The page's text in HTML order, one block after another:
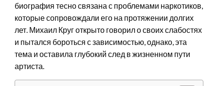
биография тесно связана с проблемами наркотиков,
которые сопровождали его на протяжении долгих
лет. Михаил Круг открыто говорил о своих слабостях
и пытался бороться с зависимостью, однако, эта
тема и оставила глубокий след в жизненном пути
артиста.